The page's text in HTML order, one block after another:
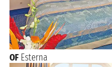
OF Esterna